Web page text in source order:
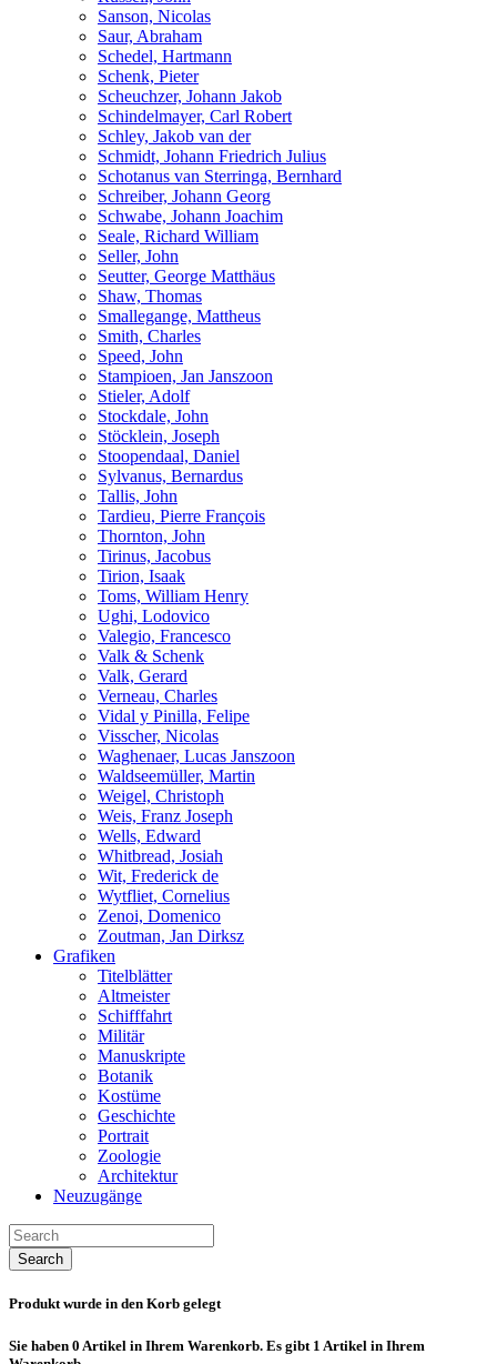
Sanson, Nicolas
Saur, Abraham
Schedel, Hartmann
Schenk, Pieter
Scheuchzer, Johann Jakob
Schindelmayer, Carl Robert
Schley, Jakob van der
Schmidt, Johann Friedrich Julius
Schotanus van Sterringa, Bernhard
Schreiber, Johann Georg
Schwabe, Johann Joachim
Seale, Richard William
Seller, John
Seutter, George Matthäus
Shaw, Thomas
Smallegange, Mattheus
Smith, Charles
Speed, John
Stampioen, Jan Janszoon
Stieler, Adolf
Stockdale, John
Stöcklein, Joseph
Stoopendaal, Daniel
Sylvanus, Bernardus
Tallis, John
Tardieu, Pierre François
Thornton, John
Tirinus, Jacobus
Tirion, Isaak
Toms, William Henry
Ughi, Lodovico
Valegio, Francesco
Valk & Schenk
Valk, Gerard
Verneau, Charles
Vidal y Pinilla, Felipe
Visscher, Nicolas
Waghenaer, Lucas Janszoon
Waldseemüller, Martin
Weigel, Christoph
Weis, Franz Joseph
Wells, Edward
Whitbread, Josiah
Wit, Frederick de
Wytfliet, Cornelius
Zenoi, Domenico
Zoutman, Jan Dirksz
Grafiken
Titelblätter
Altmeister
Schifffahrt
Militär
Manuskripte
Botanik
Kostüme
Geschichte
Portrait
Zoologie
Architektur
Neuzugänge
Search
Produkt wurde in den Korb gelegt
Sie haben 0 Artikel in Ihrem Warenkorb. Es gibt 1 Artikel in Ihrem